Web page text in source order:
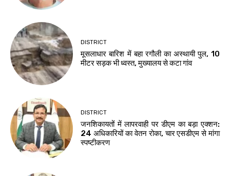
DISTRICT
मूसलाधार बारिश में बहा रगौली का अस्थायी पुल, 10
मीटर सड़क भी ध्वस्त, मुख्यालय से कटा गांव
DISTRICT
जनशिकायतों में लापरवाही पर डीएम का बड़ा एक्शन:
24 अधिकारियों का वेतन रोका, चार एसडीएम से मांगा
स्पष्टीकरण